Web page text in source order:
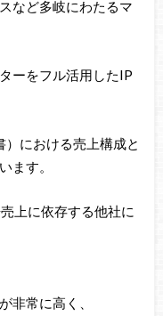
など多岐にわたるマ
ーをフル活用したIP
における売上構成と
ます。
上に依存する他社に
非常に高く、